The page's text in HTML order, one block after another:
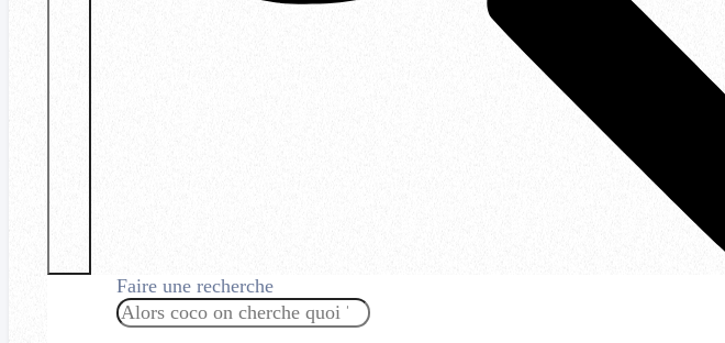
Faire une recherche
Rechercher